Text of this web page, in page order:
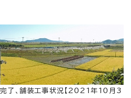
了、舗装工事状況【2021年10月3